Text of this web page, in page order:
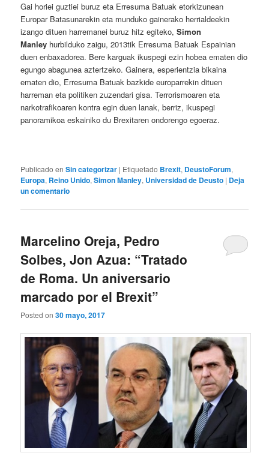
Gai horiei guztiei buruz eta Erresuma Batuak etorkizunean
Europar Batasunarekin eta munduko gainerako herrialdeekin
izango dituen harremanei buruz hitz egiteko,Simon
Manley hurbilduko zaigu, 2013tik Erresuma Batuak Espainian
duen enbaxadorea. Bere karguak ikuspegi ezin hobea ematen dio
egungo abagunea aztertzeko. Gainera, esperientzia bikaina
ematen dio, Erresuma Batuak bazkide europarrekin dituen
harreman eta politiken zuzendari gisa. Terrorismoaren eta
narkotrafikoaren kontra egin duen lanak, berriz, ikuspegi
panoramikoa eskainiko du Brexitaren ondorengo egoeraz.
Publicado en Sin categorizar | Etiquetado Brexit, DeustoForum,
Europa, Reino Unido,Simon Manley, Universidad de Deusto | Deja
un comentario
Marcelino Oreja, Pedro
Solbes, Jon Azua: “Tratado
de Roma. Un aniversario
marcado por el Brexit”
Posted on30 mayo, 2017